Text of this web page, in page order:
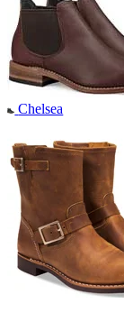
Chelsea